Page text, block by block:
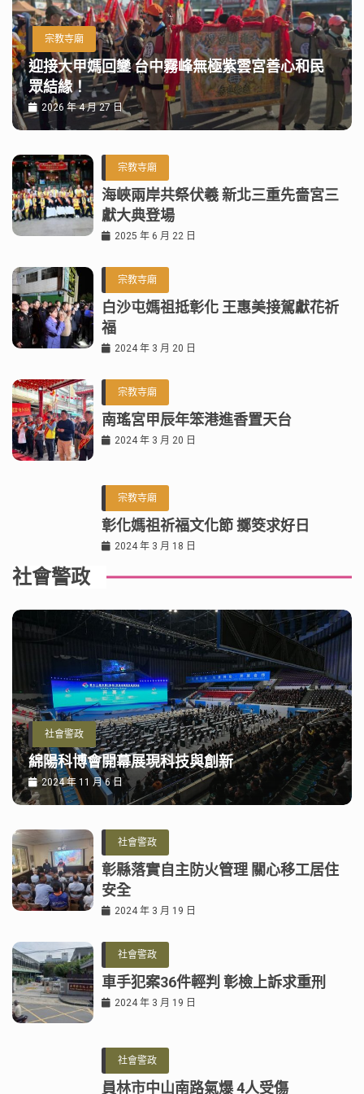
宗教寺廟
迎接大甲媽回鑾 台中霧峰無極紫雲宮善心和民
眾結緣！
2026 年 4 月 27 日
宗教寺廟
海峽兩岸共祭伏羲 新北三重先嗇宮三
獻大典登場
2025 年 6 月 22 日
宗教寺廟
白沙屯媽祖抵彰化 王惠美接駕獻花祈
福
2024 年 3 月 20 日
宗教寺廟
南瑤宮甲辰年笨港進香置天台
2024 年 3 月 20 日
宗教寺廟
彰化媽祖祈福文化節 擲筊求好日
2024 年 3 月 18 日
社會警政
社會警政
綿陽科博會開幕展現科技與創新
2024 年 11 月 6 日
社會警政
彰縣落實自主防火管理 關心移工居住
安全
2024 年 3 月 19 日
社會警政
車手犯案36件輕判 彰檢上訴求重刑
2024 年 3 月 19 日
社會警政
員林市中山南路氣爆 4人受傷